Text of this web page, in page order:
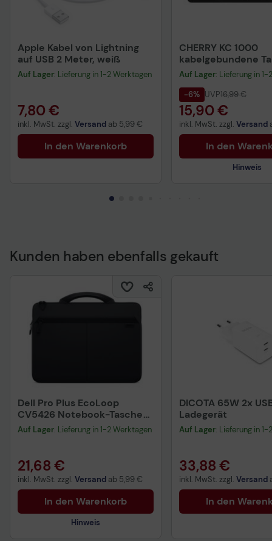
Apple Kabel von Lightning
auf USB 2 Meter, weiß
Auf Lager: Lieferung in 1-2 Werktagen
7,80 €
inkl. MwSt. zzgl. Versand ab 5,99 €
In den Warenkorb
CHERRY KC 1000
kabelgebundene
QWERTZ DE -
Auf Lager: Lieferung in
-6% UVP16,99 €
15,90 €
inkl. MwSt. zzgl. Versand
In den
Hinweis
Technisches
Kunden haben ebenfalls gekauft
Dell Pro Plus EcoLoop
CV5426 Notebook-Tasche
35,6 cm (14") Schwarz
Auf Lager: Lieferung in 1-2 Werktagen
21,68 €
inkl. MwSt. zzgl. Versand ab 5,99 €
In den Warenkorb
Hinweis
DICOTA 65W 2x
Ladegerät
Auf Lager: Lieferung in
33,88 €
inkl. MwSt. zzgl. Versand
In den